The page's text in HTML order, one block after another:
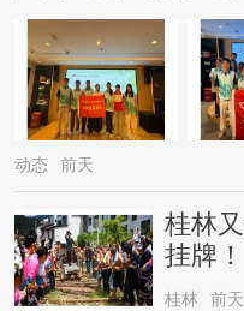
动态 前天
桂林
挂牌！
桂林 前天